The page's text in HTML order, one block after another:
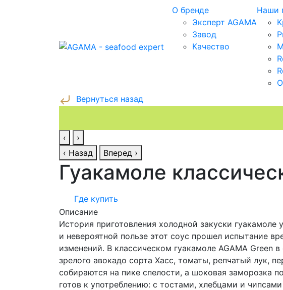
О бренде
Эксперт AGAMA
Завод
Качество
Наши
Вернуться назад
‹
›
‹ Назад
Вперед ›
Гуакамоле
Где купить
Описание
История приготовления холодной закуски
и невероятной пользе этот соус прошел испытание
изменений. В классическом гуакамоле AGAMA Green
зрелого авокадо сорта Хасс, томаты, репчатый лук,
собираются на пике спелости, а шоковая заморозка
готов к употреблению: с тостами, хлебцами и